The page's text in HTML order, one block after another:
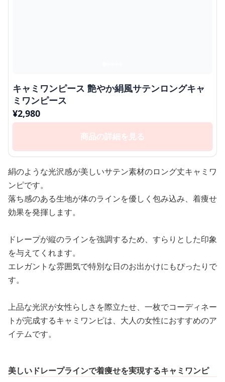
キャミワンピース 艶やか絹風サテンロングキャ
ミワンピース
¥2,980
商品の詳細を見る
絹のような光沢感が美しいサテン素材のロング丈キャミワ
ンピです。
落ち感のある生地が体のラインを優しく包み込み、着痩せ
効果を発揮します。
ドレープが縦のラインを強調するため、すらりとした印象
を与えてくれます。
エレガントな雰囲気で特別な日のお出かけにもぴったりで
す。
上品な光沢が女性らしさを際立たせ、一枚でコーディネー
トが完成するキャミワンピは、大人の女性におすすめのア
イテムです。
美しいドレープラインで着痩せを実現するキャミワンピ